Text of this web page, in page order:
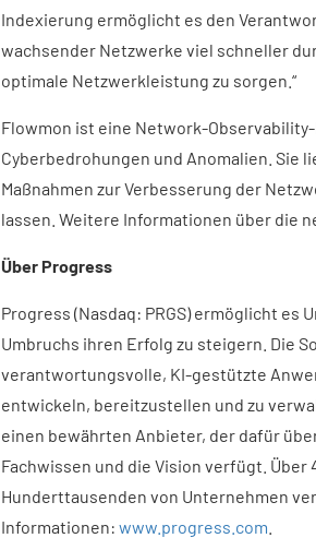
Indexierung ermöglicht es den
wachsender Netzwerke viel schneller
optimale Netzwerkleistung zu sorgen.“
Flowmon ist eine Network-
Cyberbedrohungen und Anomalien. Sie
Maßnahmen zur Verbesserung der
lassen. Weitere Informationen über die
Über Progress
Progress (Nasdaq: PRGS) ermöglicht es
Umbruchs ihren Erfolg zu steigern. Die
verantwortungsvolle, KI-gestützte
entwickeln, bereitzustellen und zu
einen bewährten Anbieter, der dafür
Fachwissen und die Vision verfügt.
Hunderttausenden von Unternehmen
Informationen: www.progress.com